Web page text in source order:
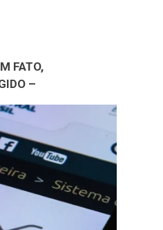
FATO,
–